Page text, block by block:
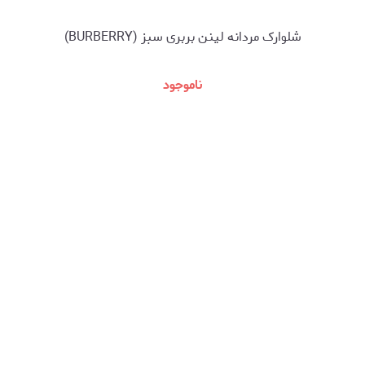
شلوارک مردانه لینن بربری سبز (BURBERRY)
ناموجود